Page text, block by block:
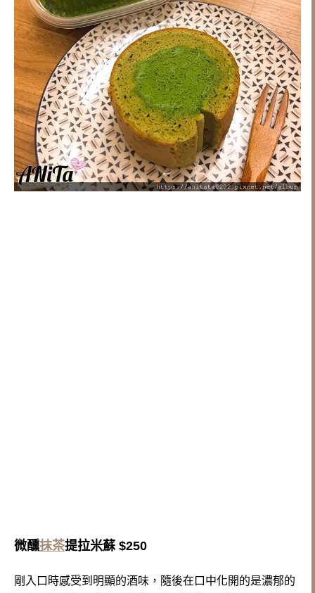
微醺抹茶提拉米蘇 $250
剛入口時感受到明顯的酒味，隨後在口中化開的是濃郁的